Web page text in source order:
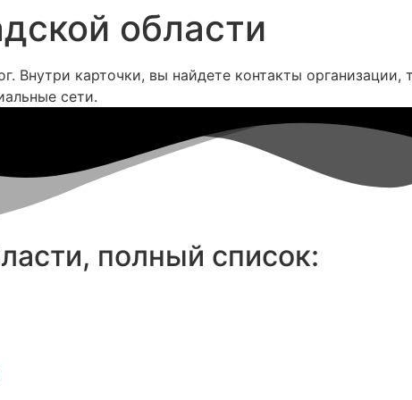
области
Внутри карточки, вы найдете контакты
сети.
полный список: